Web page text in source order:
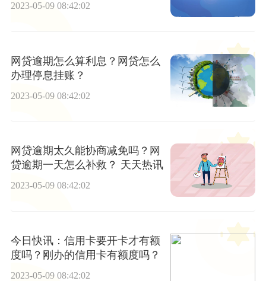
2023-05-09 08:42:02
网贷逾期怎么算利息？网贷怎么
办理停息挂账？
2023-05-09 08:42:02
网贷逾期太久能协商减免吗？网
贷逾期一天怎么补救？ 天天热讯
2023-05-09 08:42:02
今日快讯：信用卡要开卡才有额
度吗？刚办的信用卡有额度吗？
2023-05-09 08:42:02